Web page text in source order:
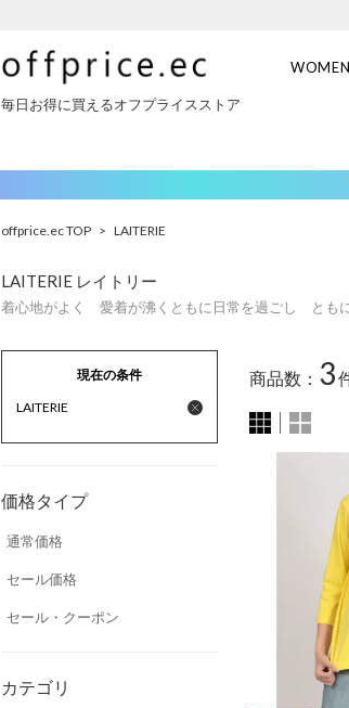
WOMEN
毎日お得に買えるオフプライスストア
offprice.ec TOP > LAITERIE
LAITERIE レイトリー
着心地がよく 愛着が沸くともに日常を過ごし とも
現在の条件
LAITERIE
価格タイプ
通常価格
セール価格
セール・クーポン
カテゴリ
商品数： 3